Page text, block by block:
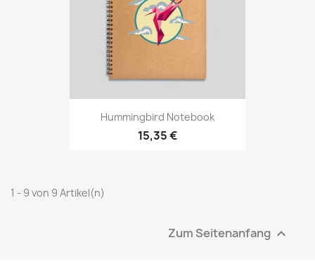
Hummingbird Notebook
15,35 €
1 - 9 von 9 Artikel(n)
Zum Seitenanfang 